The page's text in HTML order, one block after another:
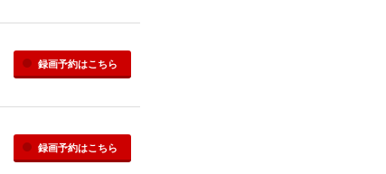
録画予約はこちら
録画予約はこちら